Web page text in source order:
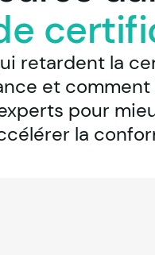
retardent la
et comment
pour
la